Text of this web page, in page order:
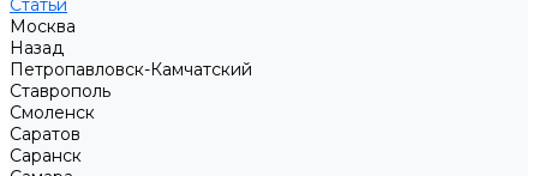
Статьи
Москва
Назад
Петропавловск-Камчатский
Ставрополь
Смоленск
Саратов
Саранск